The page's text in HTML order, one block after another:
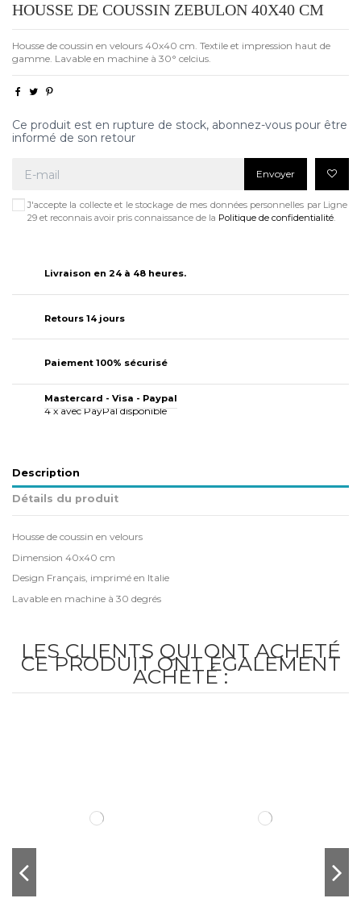
HOUSSE DE COUSSIN ZEBULON 40X40 CM
Housse de coussin en velours 40x40 cm. Textile et impression haut de
gamme. Lavable en machine à 30° celcius.
Ce produit est en rupture de stock, abonnez-vous pour être
informé de son retour
Envoyer
J'accepte la collecte et le stockage de mes données personnelles par Ligne
29 et reconnais avoir pris connaissance de la Politique de confidentialité.
Livraison en 24 à 48 heures.
Retours 14 jours
Paiement 100% sécurisé
Mastercard - Visa - Paypal
4 x avec PayPal disponible
Description
Détails du produit
Housse de coussin en velours
Dimension 40x40 cm
Design Français, imprimé en Italie
Lavable en machine à 30 degrés
LES CLIENTS QUI ONT ACHETÉ
CE PRODUIT ONT ÉGALEMENT
ACHETÉ :